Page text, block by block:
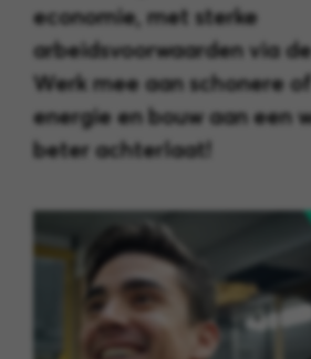
economie, met sterke
arbeidsvoorwaarden via
Werk mee aan schonere
energie en bouw aan een
beter achterlaat!